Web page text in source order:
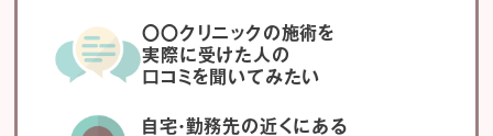
〇〇クリニックの施術を
実際に受けた人の
口コミを聞いてみたい
自宅・勤務先の近くにある